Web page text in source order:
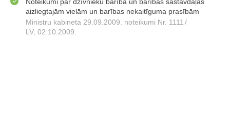
aizliegtajām vielām un barības nekaitīguma prasībām
Ministru kabineta 29.09.2009. noteikumi Nr. 1111 /
LV, 02.10.2009.